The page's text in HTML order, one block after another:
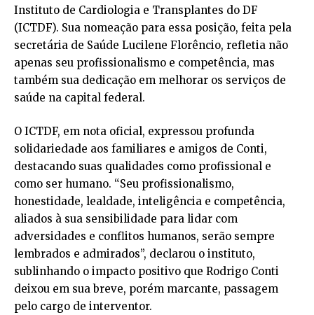
Instituto de Cardiologia e Transplantes do DF
(ICTDF). Sua nomeação para essa posição, feita pela
secretária de Saúde Lucilene Florêncio, refletia não
apenas seu profissionalismo e competência, mas
também sua dedicação em melhorar os serviços de
saúde na capital federal.
O ICTDF, em nota oficial, expressou profunda
solidariedade aos familiares e amigos de Conti,
destacando suas qualidades como profissional e
como ser humano. “Seu profissionalismo,
honestidade, lealdade, inteligência e competência,
aliados à sua sensibilidade para lidar com
adversidades e conflitos humanos, serão sempre
lembrados e admirados”, declarou o instituto,
sublinhando o impacto positivo que Rodrigo Conti
deixou em sua breve, porém marcante, passagem
pelo cargo de interventor.